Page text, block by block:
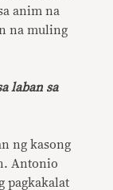
anim na
na muling
laban sa
ng kasong
Antonio
pagkakalat